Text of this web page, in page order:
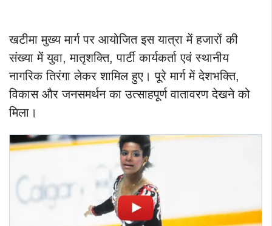
खटीमा मुख्य मार्ग पर आयोजित इस यात्रा में हजारों की
संख्या में युवा, मातृशक्ति, पार्टी कार्यकर्ता एवं स्थानीय
नागरिक तिरंगा लेकर शामिल हुए। पूरे मार्ग में देशभक्ति,
विकास और जनसमर्थन का उत्साहपूर्ण वातावरण देखने को
मिला।